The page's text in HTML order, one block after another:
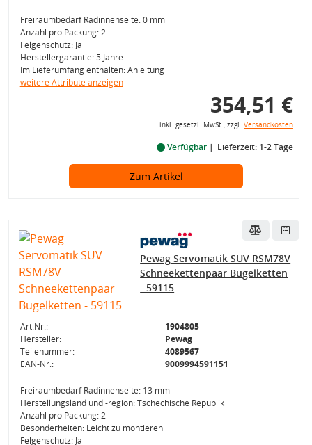
Freiraumbedarf Radinnenseite: 0 mm
Anzahl pro Packung: 2
Felgenschutz: Ja
Herstellergarantie: 5 Jahre
Im Lieferumfang enthalten: Anleitung
weitere Attribute anzeigen
354,51 €
inkl. gesetzl. MwSt., zzgl. Versandkosten
Verfügbar Lieferzeit: 1-2 Tage
Zum Artikel
Pewag Servomatik SUV RSM78V
Schneekettenpaar Bügelketten
- 59115
Art.Nr.:
1904805
Hersteller:
Pewag
Teilenummer:
4089567
EAN-Nr.:
9009994591151
Freiraumbedarf Radinnenseite: 13 mm
Herstellungsland und -region: Tschechische Republik
Anzahl pro Packung: 2
Besonderheiten: Leicht zu montieren
Felgenschutz: Ja